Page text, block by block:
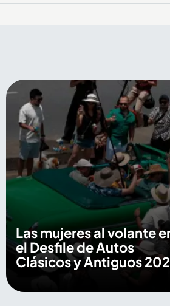
Las mujeres al volante
el Desfile de Autos
Clásicos y Antiguos